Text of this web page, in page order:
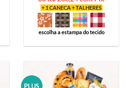
+ 1 CANECA + TALHERES
escolha a estampa do tecido
PLUS